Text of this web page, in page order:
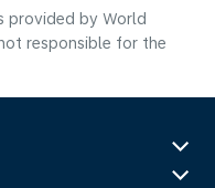
provided by World
responsible for the